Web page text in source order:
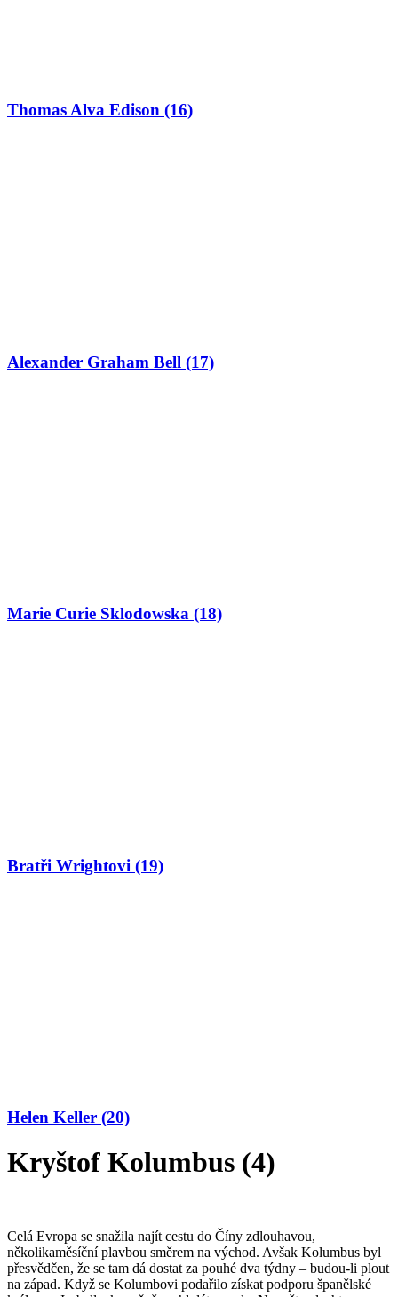
Thomas Alva Edison (16)
Alexander Graham Bell (17)
Marie Curie Sklodowska (18)
Bratři Wrightovi (19)
Helen Keller (20)
Kryštof Kolumbus (4)
Celá Evropa se snažila najít cestu do Číny zdlouhavou,
několikaměsíční plavbou směrem na východ. Avšak Kolumbus byl
přesvědčen, že se tam dá dostat za pouhé dva týdny – budou-li plout
na západ. Když se Kolumbovi podařilo získat podporu španělské